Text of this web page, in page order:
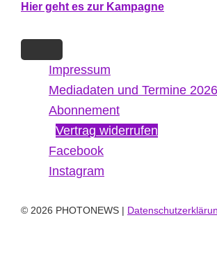
Hier geht es zur Kampagne
Impressum
Mediadaten und Termine 2026
Abonnement
Vertrag widerrufen
Facebook
Instagram
© 2026 PHOTONEWS |